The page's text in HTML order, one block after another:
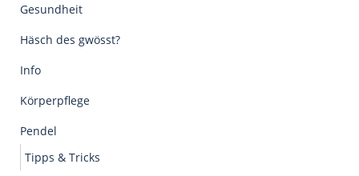
Gesundheit
Häsch des gwösst?
Info
Körperpflege
Pendel
Tipps & Tricks